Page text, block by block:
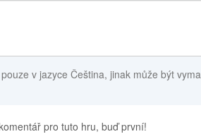
v jazyce Čeština, jinak může být
pro tuto hru, buď první!